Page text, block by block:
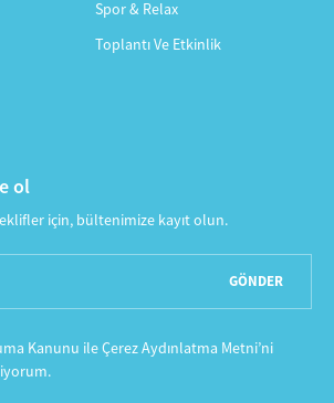
Spor & Relax
Toplantı Ve Etkinlik
ol
için, bültenimize kayıt olun.
GÖNDER
Kanunu ileÇerez Aydınlatma Metni’ni